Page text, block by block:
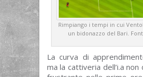
Rimpiango i tempi in cui
un bidonazzo del Bari.
La curva di
ma la cattiveria dell’i.a non